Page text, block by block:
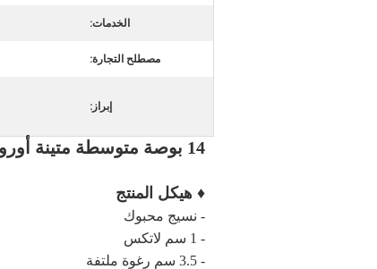
الخدمات:
مصطلح التجارة:
إبراز:
14 بوصة متوسطة متينة أوروبا أعلى مرتبة الربيع الهجين رغوة اللاتكس الجيب
♦ هيكل المنتج
- نسيج محبوك
- 1 سم لاتكس
- 3.5 سم رغوة ملتفة